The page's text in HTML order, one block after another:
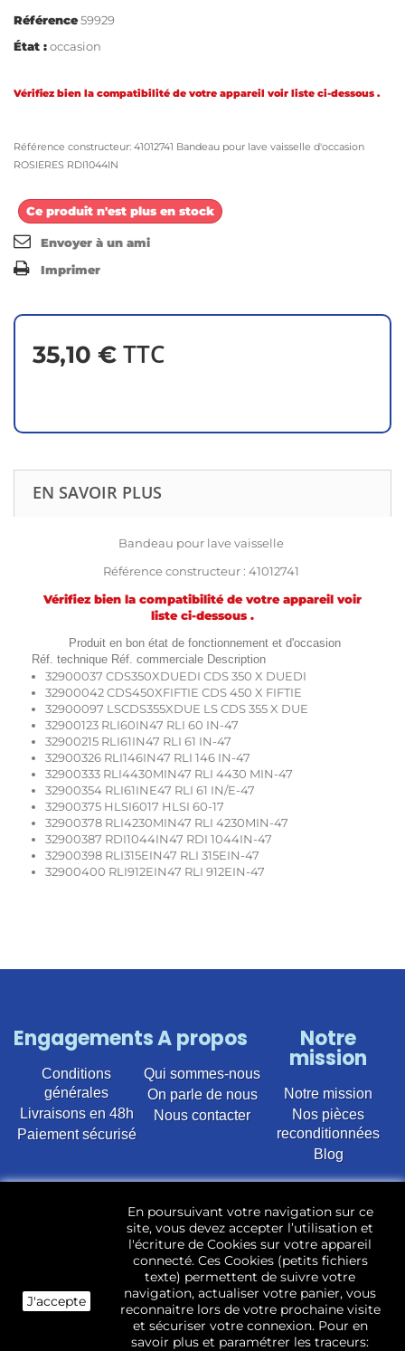
Référence59929
État :occasion
Vérifiez bien la compatibilité de votre appareil voir liste ci-dessous .
Référence constructeur: 41012741 Bandeau pour lave vaisselle d'occasion
ROSIERES RDI1044IN
Ce produit n'est plus en stock
Envoyer à un ami
Imprimer
35,10 € TTC
EN SAVOIR PLUS
Bandeau pour lave vaisselle
Référence constructeur : 41012741
Vérifiez bien la compatibilité de votre appareil voir
liste ci-dessous .
Produit en bon état de fonctionnement et d'occasion
Réf. technique Réf. commerciale Description
32900037 CDS350XDUEDI CDS 350 X DUEDI
32900042 CDS450XFIFTIE CDS 450 X FIFTIE
32900097 LSCDS355XDUE LS CDS 355 X DUE
32900123 RLI60IN47 RLI 60 IN-47
32900215 RLI61IN47 RLI 61 IN-47
32900326 RLI146IN47 RLI 146 IN-47
32900333 RLI4430MIN47 RLI 4430 MIN-47
32900354 RLI61INE47 RLI 61 IN/E-47
32900375 HLSI6017 HLSI 60-17
32900378 RLI4230MIN47 RLI 4230MIN-47
32900387 RDI1044IN47 RDI 1044IN-47
32900398 RLI315EIN47 RLI 315EIN-47
32900400 RLI912EIN47 RLI 912EIN-47
Engagements
Conditions
générales
Livraisons en 48h
Paiement sécurisé
A propos
Qui sommes-nous
On parle de nous
Nous contacter
Notre
mission
Notre mission
Nos pièces
reconditionnées
Blog
d’occasion pour toutes marques et modèles. Plus de
22 400 références (Lave-linge, Sèche-linge, Lave-
vaisselle, Micro-ondes, Fours, Cuisinières, Plaques de
cuisson, Réfrigérateurs, Congélateurs, aspirateurs,
Télévisions, LCD, Plasma, Téléviseur.)
Les pièces d’occasion sont révisées, testées pas nos
techniciens et mises en stock dans notre dépôt.
J'accepte
En poursuivant votre navigation sur ce
site, vous devez accepter l’utilisation et
l'écriture de Cookies sur votre appareil
connecté. Ces Cookies (petits fichiers
texte) permettent de suivre votre
navigation, actualiser votre panier, vous
reconnaitre lors de votre prochaine visite
et sécuriser votre connexion. Pour en
savoir plus et paramétrer les traceurs: